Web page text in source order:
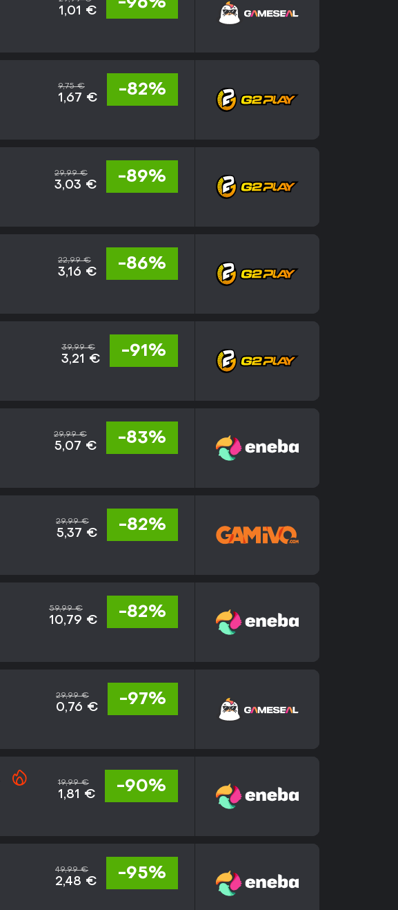
1,01 € -96%
9,75 €
1,67 € -82%
29,99 €
3,03 € -89%
22,99 €
3,16 € -86%
39,99 €
3,21 € -91%
29,99 €
5,07 € -83%
29,99 €
5,37 € -82%
59,99 €
10,79 € -82%
29,99 €
0,76 € -97%
19,99 €
1,81 € -90%
49,99 €
2,48 € -95%